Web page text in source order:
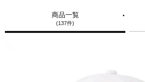
商品一覧
(137件)